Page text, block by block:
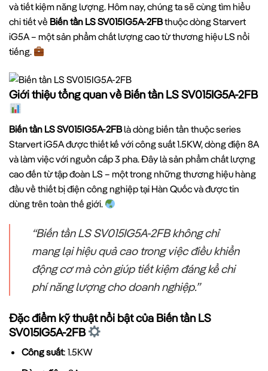
và tiết kiệm năng lượng. Hôm nay, chúng ta sẽ cùng tìm hiểu
chi tiết về Biến tần LS SV015IG5A-2FBthuộc dòng Starvert
iG5A – một sản phẩm chất lượng cao từ thương hiệu LS nổi
tiếng.
Giới thiệu tổng quan về Biến tần LS SV015IG5A-2FB
Biến tần LS SV015IG5A-2FBlà dòng biến tần thuộc series
Starvert iG5A được thiết kế với công suất 1.5KW, dòng điện 8A
và làm việc với nguồn cấp 3 pha. Đây là sản phẩm chất lượng
cao đến từ tập đoàn LS – một trong những thương hiệu hàng
đầu về thiết bị điện công nghiệp tại Hàn Quốc và được tin
dùng trên toàn thế giới.
“Biến tần LS SV015IG5A-2FB không chỉ
mang lại hiệu quả cao trong việc điều khiển
động cơ mà còn giúp tiết kiệm đáng kể chi
phí năng lượng cho doanh nghiệp.”
Đặc điểm kỹ thuật nổi bật của Biến tần LS
SV015IG5A-2FB
Công suất: 1.5KW